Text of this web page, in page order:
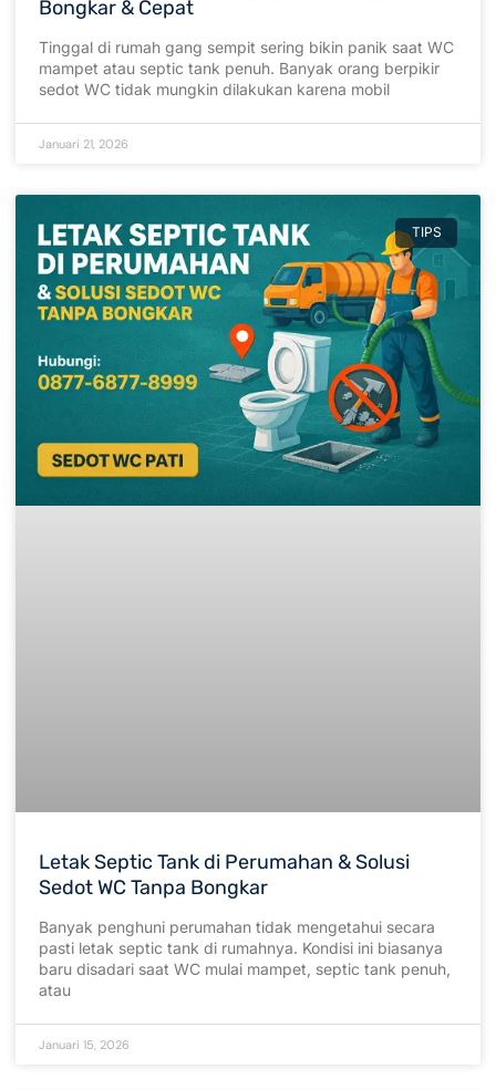
Bongkar & Cepat
Tinggal di rumah gang sempit sering bikin panik saat WC
mampet atau septic tank penuh. Banyak orang berpikir
sedot WC tidak mungkin dilakukan karena mobil
Januari 21, 2026
TIPS
Letak Septic Tank di Perumahan & Solusi
Sedot WC Tanpa Bongkar
Banyak penghuni perumahan tidak mengetahui secara
pasti letak septic tank di rumahnya. Kondisi ini biasanya
baru disadari saat WC mulai mampet, septic tank penuh,
atau
Januari 15, 2026